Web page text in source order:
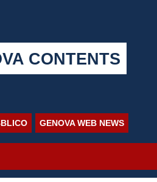
CONTENTS
GENOVA WEB NEWS